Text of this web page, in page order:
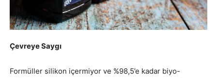
Çevreye Saygı
Formüller silikon içermiyor ve %98,5’e kadar biyo-